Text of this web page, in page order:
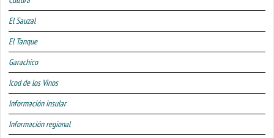
El Sauzal
El Tanque
Garachico
Icod de los Vinos
Información insular
Información regional